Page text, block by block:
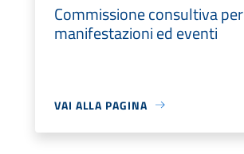
Commissione consultiva per
manifestazioni ed eventi
VAI ALLA PAGINA